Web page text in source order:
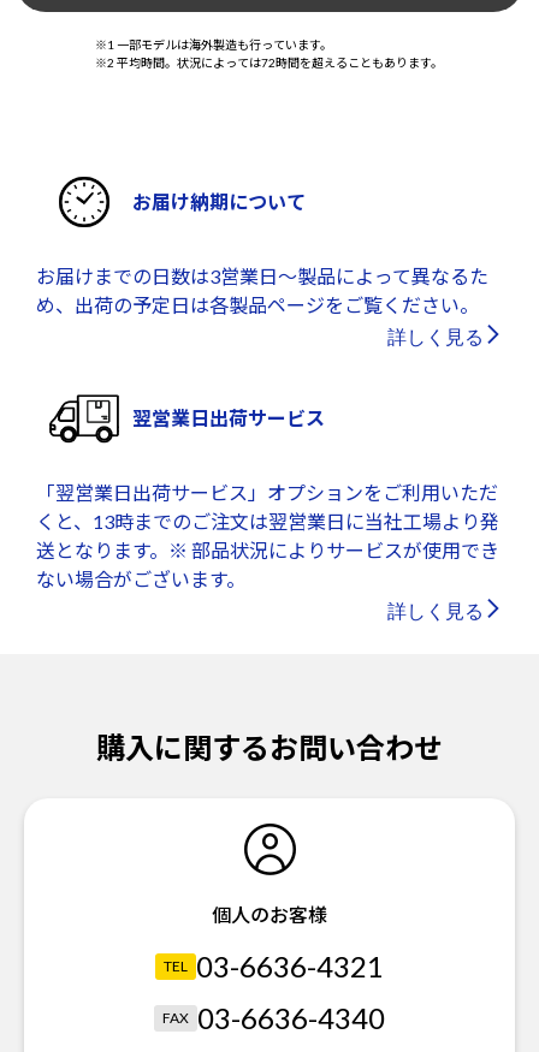
※1 一部モデルは海外製造も行っています。
※2 平均時間。状況によっては72時間を超えることもあります。
お届け納期について
お届けまでの日数は3営業日～製品によって異なるた
め、出荷の予定日は各製品ページをご覧ください。
詳しく見る
翌営業日出荷サービス
「翌営業日出荷サービス」オプションをご利用いただ
くと、13時までのご注文は翌営業日に当社工場より発
送となります。※ 部品状況によりサービスが使用でき
ない場合がございます。
詳しく見る
購入に関するお問い合わせ
個人のお客様
TEL 03-6636-4321
FAX 03-6636-4340